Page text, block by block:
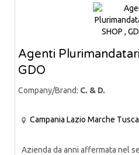
Agenti
GDO
Company/Brand: C. & D.
Campania Lazio Marche
Azienda da anni affermata nel